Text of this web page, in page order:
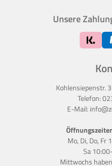
Kohlensiepenstr.
Telefon:
E-Mail:
Mo, Di, Do, Fr
Sa
Mittwochs
Unsere